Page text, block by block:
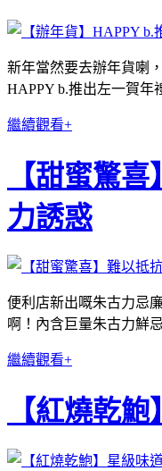
新年當然要去辦年貨喇
HAPPY b.推出左一賀年
繼續觀看+
【甜蜜驚
力誘惑
便利店新出嘅朱古力忌
啊！內含巨量朱古力鮮
繼續觀看+
【紅燒乾